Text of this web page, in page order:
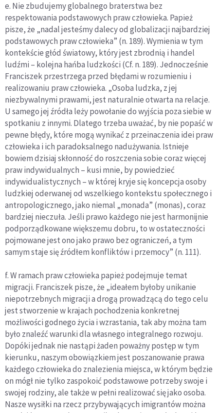
e. Nie zbudujemy globalnego braterstwa bez
respektowania podstawowych praw człowieka. Papież
pisze, że „nadal jesteśmy dalecy od globalizacji najbardziej
podstawowych praw człowieka” (n. 189). Wymienia w tym
kontekście głód światowy, który jest zbrodnią i handel
ludźmi – kolejna hańba ludzkości (Cf. n. 189). Jednocześnie
Franciszek przestrzega przed błędami w rozumieniu i
realizowaniu praw człowieka. „Osoba ludzka, z jej
niezbywalnymi prawami, jest naturalnie otwarta na relacje.
U samego jej źródła leży powołanie do wyjścia poza siebie w
spotkaniu z innymi. Dlatego trzeba uważać, by nie popaść w
pewne błędy, które mogą wynikać z przeinaczenia idei praw
człowieka i ich paradoksalnego nadużywania. Istnieje
bowiem dzisiaj skłonność do roszczenia sobie coraz więcej
praw indywidualnych – kusi mnie, by powiedzieć
indywidualistycznych – w której kryje się koncepcja osoby
ludzkiej oderwanej od wszelkiego kontekstu społecznego i
antropologicznego, jako niemal „monada” (monas), coraz
bardziej nieczuła. Jeśli prawo każdego nie jest harmonijnie
podporządkowane większemu dobru, to w ostateczności
pojmowane jest ono jako prawo bez ograniczeń, a tym
samym staje się źródłem konfliktów i przemocy” (n. 111).
f. W ramach praw człowieka papież podejmuje temat
migracji. Franciszek pisze, że „ideałem byłoby unikanie
niepotrzebnych migracji a drogą prowadzącą do tego celu
jest stworzenie w krajach pochodzenia konkretnej
możliwości godnego życia i wzrastania, tak aby można tam
było znaleźć warunki dla własnego integralnego rozwoju.
Dopóki jednak nie nastąpi żaden poważny postęp w tym
kierunku, naszym obowiązkiem jest poszanowanie prawa
każdego człowieka do znalezienia miejsca, w którym będzie
on mógł nie tylko zaspokoić podstawowe potrzeby swoje i
swojej rodziny, ale także w pełni realizować się jako osoba.
Nasze wysiłki na rzecz przybywających imigrantów można